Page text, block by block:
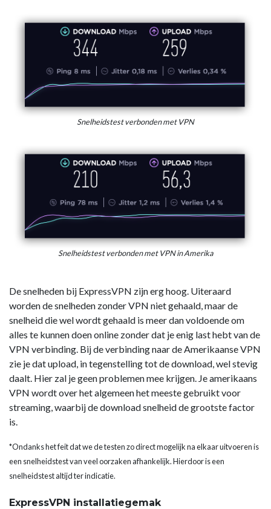
Snelheidstest verbonden met VPN
Snelheidstest verbonden met VPN in Amerika
De snelheden bij ExpressVPN zijn erg hoog. Uiteraard
worden de snelheden zonder VPN niet gehaald, maar de
snelheid die wel wordt gehaald is meer dan voldoende om
alles te kunnen doen online zonder dat je enig last hebt van de
VPN verbinding. Bij de verbinding naar de Amerikaanse VPN
zie je dat upload, in tegenstelling tot de download, wel stevig
daalt. Hier zal je geen problemen mee krijgen. Je amerikaans
VPN wordt over het algemeen het meeste gebruikt voor
streaming, waarbij de download snelheid de grootste factor
is.
*Ondanks het feit dat we de testen zo direct mogelijk na elkaar uitvoeren is
een snelheidstest van veel oorzaken afhankelijk. Hierdoor is een
snelheidstest altijd ter indicatie.
ExpressVPN installatiegemak